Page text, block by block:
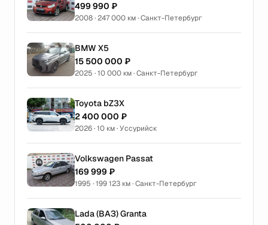
499 990 ₽
2008 · 247 000 км · Санкт-Петербург
BMW X5
15 500 000 ₽
2025 · 10 000 км · Санкт-Петербург
Toyota bZ3X
2 400 000 ₽
2026 · 10 км · Уссурийск
Volkswagen Passat
169 999 ₽
1995 · 199 123 км · Санкт-Петербург
Lada (ВАЗ) Granta